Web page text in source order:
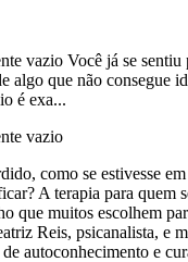
vazio Você já se
algo que não consegue
é exa...
vazio
como se estivesse
A terapia para quem
que muitos escolhem
Reis, psicanalista, e
de autoconhecimento e